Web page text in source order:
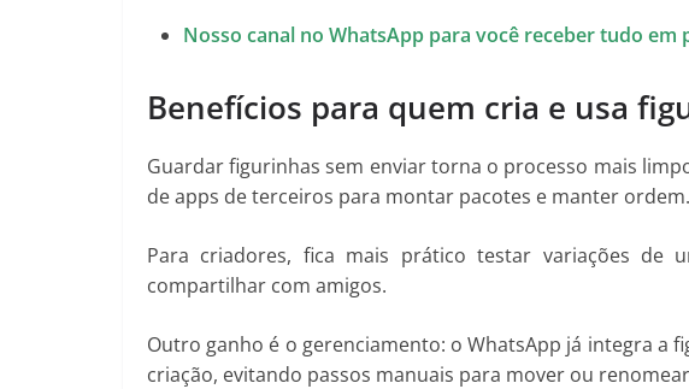
Nosso canal no WhatsApp para você receber tudo em
Benefícios para quem cria e usa
Guardar figurinhas sem enviar torna o processo mais
de apps de terceiros para montar pacotes e manter ordem.
Para criadores, fica mais prático testar variações de
compartilhar com amigos.
Outro ganho é o gerenciamento: o WhatsApp já integra a
criação, evitando passos manuais para mover ou